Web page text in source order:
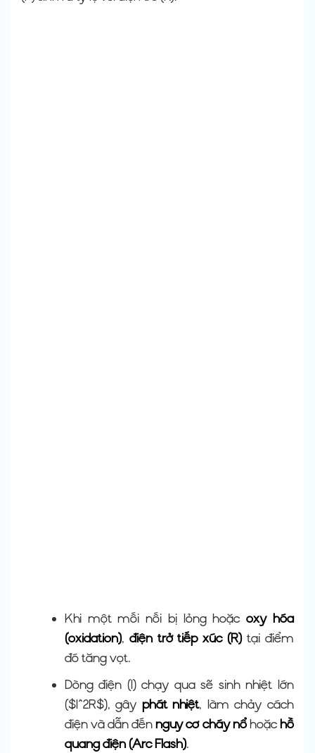
Khi một mối nối bị lỏng hoặcoxy hóa
(oxidation), điện trở tiếp xúc (R)tại điểm
đó tăng vọt.
Dòng điện (I) chạy qua sẽ sinh nhiệt lớn
($I^2R$), gây phát nhiệt, làm chảy cách
điện và dẫn đếnnguy cơ cháy nổhoặc hồ
quang điện (Arc Flash).